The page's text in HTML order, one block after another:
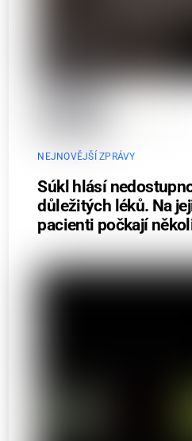
NEJNOVĚJŠÍ ZPRÁVY
Súkl hlásí
důležitých léků. Na
pacienti počkají